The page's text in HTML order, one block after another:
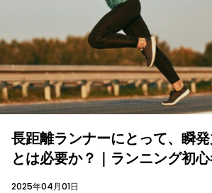
長距離ランナーにとって、瞬
とは必要か？｜ランニング初心
2025年04月01日